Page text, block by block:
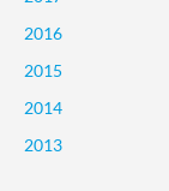
2016
2015
2014
2013